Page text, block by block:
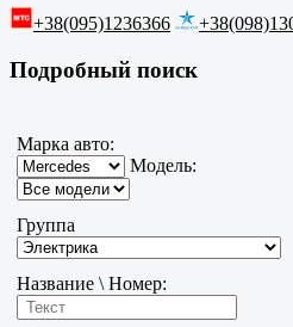
+38(095)1236366
Подробный поиск
Марка авто:
Модель:
Группа
Название \ Номер: